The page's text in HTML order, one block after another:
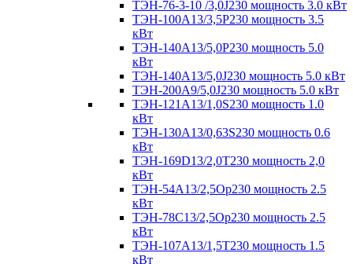
ТЭН-76-3-10 /3,0J230 мощность 3.0 кВт
ТЭН-100А13/3,5Р230 мощность 3.5
кВт
ТЭН-140А13/5,0Р230 мощность 5.0
кВт
ТЭН-140А13/5,0J230 мощность 5.0 кВт
ТЭН-200А9/5,0J230 мощность 5.0 кВт
ТЭН-121А13/1,0S230 мощность 1.0
кВт
ТЭН-130А13/0,63S230 мощность 0.6
кВт
ТЭН-169D13/2,0T230 мощность 2,0
кВт
ТЭН-54А13/2,5Ор230 мощность 2.5
кВт
ТЭН-78С13/2,5Ор230 мощность 2.5
кВт
ТЭН-107А13/1,5Т230 мощность 1.5
кВт